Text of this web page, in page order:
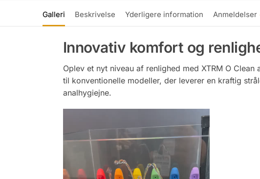
Galleri Beskrivelse Yderligere information Anmeldelser
Innovativ komfort og
Oplev et nyt niveau af renlighed med XTRM O
til konventionelle modeller, der leverer en kraftig
analhygiejne.